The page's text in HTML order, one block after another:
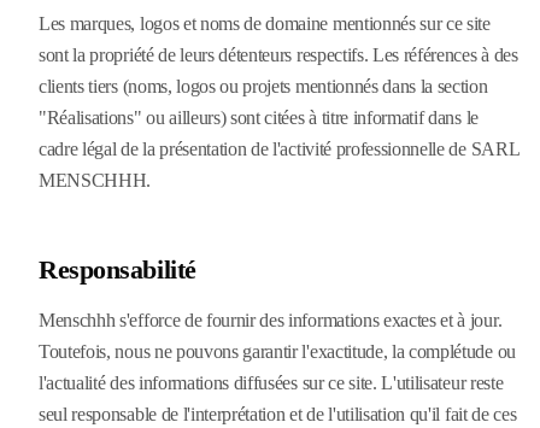
Les marques, logos et noms de domaine mentionnés sur ce site
sont la propriété de leurs détenteurs respectifs. Les références à des
clients tiers (noms, logos ou projets mentionnés dans la section
"Réalisations" ou ailleurs) sont citées à titre informatif dans le
cadre légal de la présentation de l'activité professionnelle de SARL
MENSCHHH.
Responsabilité
Menschhh s'efforce de fournir des informations exactes et à jour.
Toutefois, nous ne pouvons garantir l'exactitude, la complétude ou
l'actualité des informations diffusées sur ce site. L'utilisateur reste
seul responsable de l'interprétation et de l'utilisation qu'il fait de ces